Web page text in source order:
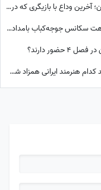
بغض سنگین هنرمندان در مراسم ختم مریم همتیان؛ آخرین وداع با بازیگری که در 33سالگی تسلیم سرطان شد / از سامان صفاری و ستاره اسکندری تا مسعود فراستی و هانیه غلامی در سوگ بازیگر فقید
ببینید| از علی مصفا در «لیلا» تا «بامداد خمار»؛ شباهت سکانس جوجه‌کباب بامداد خمار و لیلا سوژه شد
شاید باورتان نشود؛ فقط با چند انتخاب ساده بفهمید کدام هنرمند ایرانی همزاد شخصیتی شماست! از شوخ‌طبعی نعیمه نظام‌دوست تا احساسات عمیق شهاب حسینی؛ شما شبیه کدام‌یک هستید؟